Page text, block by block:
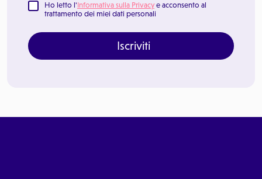
Ho letto l'Informativa sulla Privacy e acconsento al
trattamento dei miei dati personali
Iscriviti